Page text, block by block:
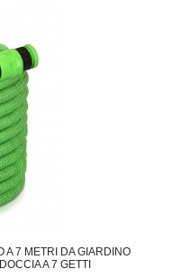
A 7 METRI DA GIARDINO
A 7 GETTI